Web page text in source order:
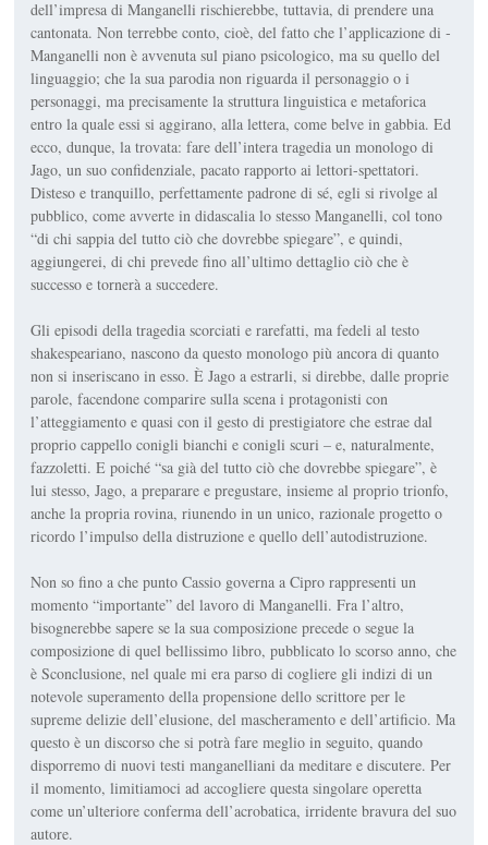
dell’impresa di Manganelli rischierebbe, tutta­via, di prendere una
cantonata. Non terrebbe conto, cioè, del fatto che l’applicazione di ­
Manganelli non è avvenuta sul piano psicologico, ma su quello del
linguaggio; che la sua parodia non riguarda il personaggio o i
personaggi, ma precisamente la struttura linguistica e metaforica
entro la quale essi si aggirano, alla lettera, come belve in gabbia. Ed
ecco, dunque, la trovata: fare dell’intera tragedia un monologo di
Jago, un suo confidenziale, pacato rapporto ai lettori-spettatori.
Disteso e tranquillo, perfetta­mente padrone di sé, egli si rivolge al
pubblico, come avverte in didascalia lo stesso Manganelli, col tono
“di chi sappia del tutto ciò che dovrebbe spiegare”, e quindi,
aggiungerei, di chi prevede fino all’ultimo dettaglio ciò che è
successo e tornerà a succedere.
Gli episodi della tragedia scorciati e rarefatti, ma fedeli al testo
shakespeariano, nascono da questo monologo più ancora di quanto
non si inseriscano in esso. È Jago a estrarli, si direbbe, dalle proprie
parole, facendone comparire sulla scena i protagonisti con
l’atteggiamento e quasi con il gesto di prestigiatore che estrae dal
proprio cappello conigli bianchi e conigli scuri – e, naturalmente,
fazzoletti. E poiché “sa già del tutto ciò che dovrebbe spiegare”, è
lui stesso, Jago, a preparare e pregustare, insieme al proprio trionfo,
anche la propria rovina, riunendo in un unico, razionale progetto o
ri­cordo l’impulso della distruzio­ne e quello dell’autodistruzio­ne.
Non so fino a che puntoCassio governa a Ciprorappre­senti un
momento “importan­te” del lavoro di Manganelli. Fra l’altro,
bisognerebbe sapere se la sua composizione precede o segue la
composizione di quel bellissimo libro, pubblicato lo scorso anno, che
èSconclusio­ne, nel quale mi era parso di cogliere gli indizi di un
notevole superamento della propensione dello scrittore per le
supreme delizie dell’elusione, del ma­scheramento e dell’artificio. Ma
questo è un discorso che si potrà fare meglio in seguito, quando
disporremo di nuovi testi manganelliani da meditare e discutere. Per
il momento, limitiamoci ad accogliere questa singolare operetta
come un’ul­teriore conferma dell’acrobati­ca, irridente bravura del suo
autore.